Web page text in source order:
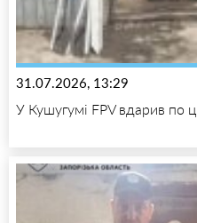
31.07.2026, 13:29
У Кушугумі FPV вдарив по